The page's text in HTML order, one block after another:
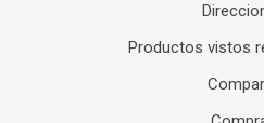
Productos vistos